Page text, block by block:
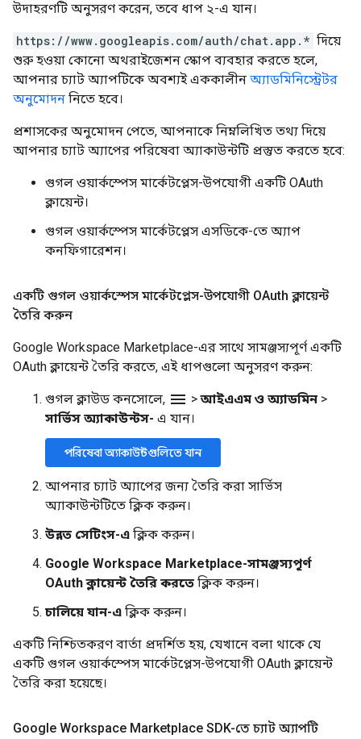
উদাহরণটি অনুসরণ করেন, তবে ধাপ ২-এ যান।
https://www.googleapis.com/auth/chat.app.* দিয়ে
শুরু হওয়া কোনো অথরাইজেশন স্কোপ ব্যবহার করতে হলে,
আপনার চ্যাট অ্যাপটিকে অবশ্যই এককালীন অ্যাডমিনিস্ট্রেটর
অনুমোদন নিতে হবে।
প্রশাসকের অনুমোদন পেতে, আপনাকে নিম্নলিখিত তথ্য দিয়ে
আপনার চ্যাট অ্যাপের পরিষেবা অ্যাকাউন্টটি প্রস্তুত করতে হবে:
গুগল ওয়ার্কস্পেস মার্কেটপ্লেস-উপযোগী একটি OAuth
ক্লায়েন্ট।
গুগল ওয়ার্কস্পেস মার্কেটপ্লেস এসডিকে-তে অ্যাপ
কনফিগারেশন।
একটি গুগল ওয়ার্কস্পেস মার্কেটপ্লেস-উপযোগী OAuth ক্লায়েন্ট
তৈরি করুন
Google Workspace Marketplace-এর সাথে সামঞ্জস্যপূর্ণ একটি
OAuth ক্লায়েন্ট তৈরি করতে, এই ধাপগুলো অনুসরণ করুন:
গুগল ক্লাউড কনসোলে, menu > আইএএম ও অ্যাডমিন >
সার্ভিস অ্যাকাউন্টস- এ যান।
পরিষেবা অ্যাকাউন্টগুলিতে যান
আপনার চ্যাট অ্যাপের জন্য তৈরি করা সার্ভিস
অ্যাকাউন্টটিতে ক্লিক করুন।
উন্নত সেটিংস-এ ক্লিক করুন।
Google Workspace Marketplace-সামঞ্জস্যপূর্ণ
OAuth ক্লায়েন্ট তৈরি করতে ক্লিক করুন।
চালিয়ে যান-এ ক্লিক করুন।
একটি নিশ্চিতকরণ বার্তা প্রদর্শিত হয়, যেখানে বলা থাকে যে
একটি গুগল ওয়ার্কস্পেস মার্কেটপ্লেস-উপযোগী OAuth ক্লায়েন্ট
তৈরি করা হয়েছে।
Google Workspace Marketplace SDK-তে চ্যাট অ্যাপটি